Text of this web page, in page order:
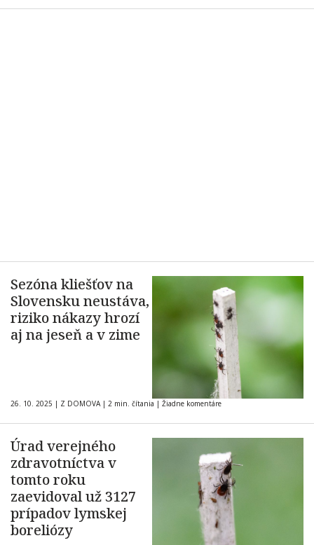
Sezóna kliešťov na
Slovensku neustáva,
riziko nákazy hrozí
aj na jeseň a v zime
26. 10. 2025 | Z DOMOVA | 2 min. čítania | Žiadne komentáre
Úrad verejného
zdravotníctva v
tomto roku
zaevidoval už 3127
prípadov lymskej
boreliózy